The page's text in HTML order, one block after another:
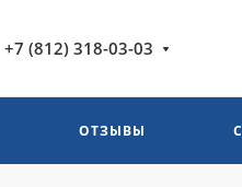
+7 (812) 318-03-03
ОТЗЫВЫ